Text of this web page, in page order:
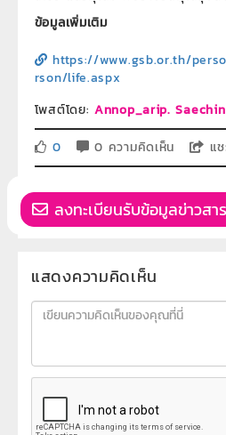
ข้อมูลเพิ่มเติม
https://www.gsb.or.th/
rson/life.aspx
โพสต์โดย:Annop_arip. Saechin
0
0 ความคิดเห็น แ
ลงทะเบียนรับข้อมูลข่าวส
แสดงความคิดเห็น